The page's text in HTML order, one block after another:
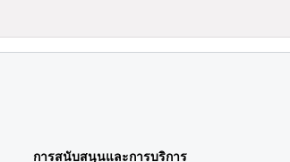
การสนับสนุนและการบริการ